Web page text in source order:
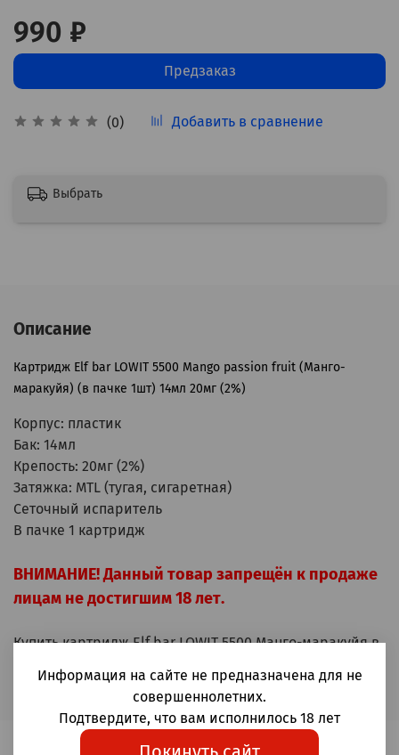
(0) Добавить в сравнение
990 ₽
Предзаказ
Выбрать
Описание
Картридж Elf bar LOWIT 5500 Mango passion fruit (Манго-
маракуйя) (в пачке 1шт) 14мл 20мг (2%)
Корпус: пластик
Бак: 14мл
Крепость: 20мг (2%)
Затяжка: MTL (тугая, сигаретная)
Сеточный испаритель
В пачке 1 картридж
ВНИМАНИЕ! Данный товар запрещён к продаже
лицам не достигшим 18 лет.
Купить картридж Elf bar LOWIT 5500 Манго-маракуйя в
Информация на сайте не предназначена для не
совершеннолетних.
Подтвердите, что вам исполнилось 18 лет